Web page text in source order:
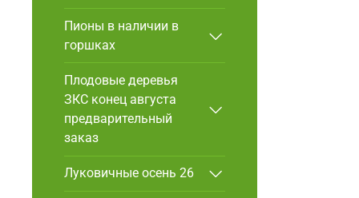
Пионы в наличии в
горшках
Плодовые деревья
ЗКС конец августа
предварительный
заказ
Луковичные осень 26